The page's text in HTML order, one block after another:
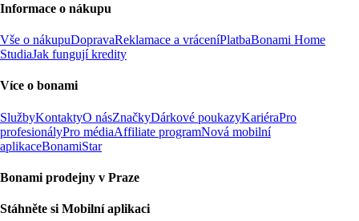
Informace o nákupu
Vše o nákupuDopravaReklamace a vráceníPlatbaBonami Home
StudiaJak fungují kredity
Více o bonami
SlužbyKontaktyO násZnačkyDárkové poukazyKariéraPro
profesionályPro médiaAffiliate programNová mobilní
aplikaceBonamiStar
Bonami prodejny v Praze
Stáhněte si Mobilní aplikaci